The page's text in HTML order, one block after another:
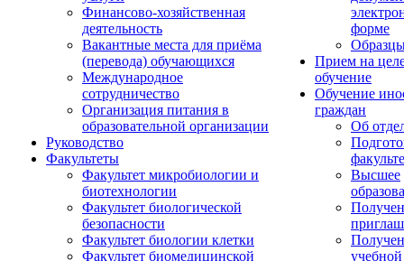
Финансово-хозяйственная
деятельность
Вакантные места для приёма
(перевода) обучающихся
Международное
сотрудничество
Организация питания в
образовательной организации
Руководство
Факультеты
Факультет микробиологии и
биотехнологии
Факультет биологической
безопасности
Факультет биологии клетки
Факультет биомедицинской
форме
Прием на
обучение
Обучение
граждан
Об
Высшее